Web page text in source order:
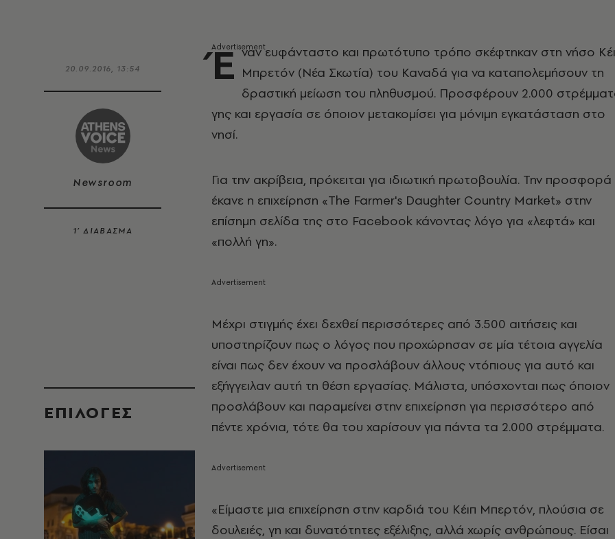
20.09.2016, 13:54
Newsroom
1’ ΔΙΑΒΑΣΜΑ
EΠΙΛΟΓΈΣ
Έ ναν ευφάνταστο και πρωτότυπο τρόπο σκέφτηκαν στη νήσο
Μπρετόν (Νέα Σκωτία) του Καναδά για να καταπολεμήσουν τη
δραστική μείωση του πληθυσμού. Προσφέρουν 2.000
γης και εργασία σε όποιον μετακομίσει για μόνιμη εγκατάσταση στο
νησί.
Για την ακρίβεια, πρόκειται για ιδιωτική πρωτοβουλία. Την προσφορά
έκανε η επιχείρηση «The Farmer's Daughter Country Market» στην
επίσημη σελίδα της στο Facebook κάνοντας λόγο για «λεφτά» και
«πολλή γη».
Μέχρι στιγμής έχει δεχθεί περισσότερες από 3.500 αιτήσεις και
υποστηρίζουν πως ο λόγος που προχώρησαν σε μία τέτοια αγγελία
είναι πως δεν έχουν να προσλάβουν άλλους ντόπιους για αυτό και
εξήγγειλαν αυτή τη θέση εργασίας. Μάλιστα, υπόσχονται πως όποιον
προσλάβουν και παραμείνει στην επιχείρηση για περισσότερο από
πέντε χρόνια, τότε θα του χαρίσουν για πάντα τα 2.000 στρέμματα.
«Είμαστε μια επιχείρηση στην καρδιά του Κέιπ Μπερτόν, πλούσια σε
δουλειές, γη και δυνατότητες εξέλιξης, αλλά χωρίς ανθρώπους. Είσαι